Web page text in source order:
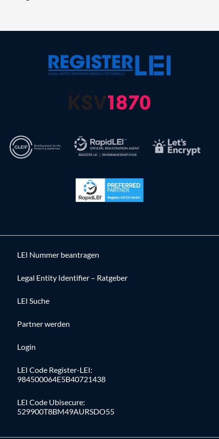
LEI Nummer beantragen
Legal Entity Identifier – Ratgeber
LEI Suche
Partner werden
Login
LEI Code Register-LEI:
984500064E5B40721438
LEI Code Ubisecure:
529900T8BM49AURSDO55